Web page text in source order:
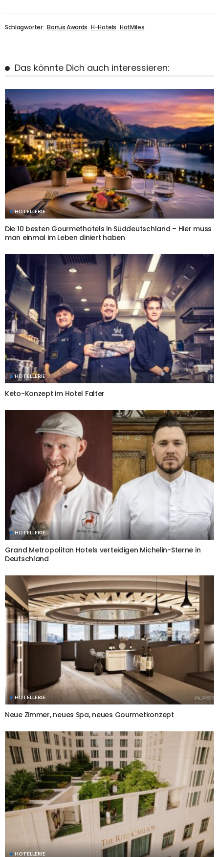
Schlagwörter: Bonus Awards H-Hotels HotMiles
Das könnte Dich auch interessieren:
HOTELLERIE
Die 10 besten Gourmethotels in Süddeutschland – Hier muss
man einmal im Leben diniert haben
HOTELLERIE
Keto-Konzept im Hotel Falter
HOTELLERIE
Grand Metropolitan Hotels verteidigen Michelin-Sterne in
Deutschland
HOTELLERIE
Neue Zimmer, neues Spa, neues Gourmetkonzept
HOTELLERIE